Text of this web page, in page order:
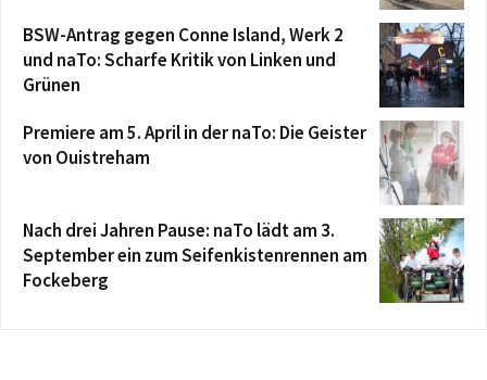
BSW-Antrag gegen Conne Island, Werk 2
und naTo: Scharfe Kritik von Linken und
Grünen
Premiere am 5. April in der naTo: Die Geister
von Ouistreham
Nach drei Jahren Pause: naTo lädt am 3.
September ein zum Seifenkistenrennen am
Fockeberg